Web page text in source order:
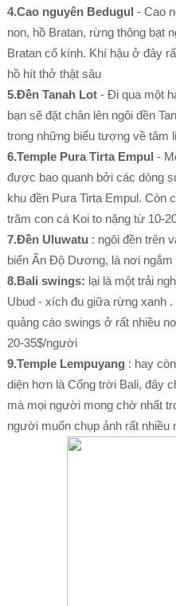
4.Cao nguyên Bedugul - Cao
non, hồ Bratan, rừng thông bạt
Bratan cổ kính. Khí hậu ở đây
hồ hít thở thật sâu
5.Đền Tanah Lot - Đi qua một
bạn sẽ đặt chân lên ngôi đền
trong những biểu tượng về tâm
6.Temple Pura Tirta Empul -
được bao quanh bởi các dòng
khu đền Pura Tirta Empul. Còn
trăm con cá Koi to nặng từ 10-
7.Đền Uluwatu : ngôi đền trên
biển Ấn Độ Dương, là nơi
8.Bali swings: lại là một trải
Ubud - xích đu giữa rừng xanh
quảng cáo swings ở rất nhiều
20-35$/người
9.Temple Lempuyang : hay
diện hơn là Cổng trời Bali, đây
mà mọi người mong chờ nhất
người muốn chụp ảnh rất nhiều